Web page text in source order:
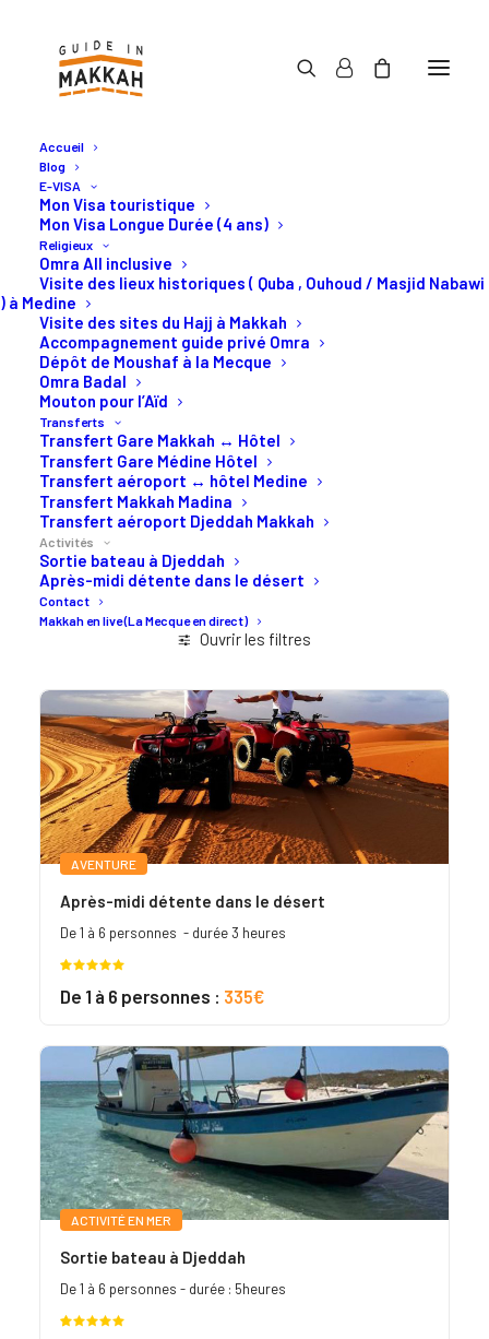
Accueil
Blog
E-VISA
Mon Visa touristique
Mon Visa Longue Durée (4 ans)
Religieux
Omra All inclusive
Visite des lieux historiques ( Quba , Ouhoud / Masjid Nabawi
) à Medine
Visite des sites du Hajj à Makkah
Accompagnement guide privé Omra
Dépôt de Moushaf à la Mecque
Omra Badal
Mouton pour l’Aïd
Transferts
Transfert Gare Makkah ↔ Hôtel
Transfert Gare Médine Hôtel
Transfert aéroport ↔ hôtel Medine
Transfert Makkah Madina
Transfert aéroport Djeddah Makkah
Activités
Sortie bateau à Djeddah
Après-midi détente dans le désert
Contact
Makkah en live (La Mecque en direct)
Activités en Arabie
Saoudite
Les meilleurs activités à
Djeddah et à Makkah.
Ouvrir les filtres
AVENTURE
Après-midi détente dans le désert
De 1 à 6 personnes - durée 3 heures
sur 5
De 1 à 6 personnes : 335€
ACTIVITÉ EN MER
Sortie bateau à Djeddah
De 1 à 6 personnes - durée : 5heures